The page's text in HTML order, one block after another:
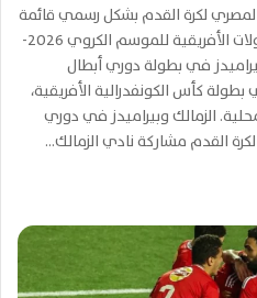
لكرة القدم بشكل رسمي قائمة
الأندية المصرية المشاركة في البطولات الأفريقية للموسم الكروي 2026-
في بطولة دوري أبطال
كأس الكونفدرالية الأفريقية،
الزمالك وبيراميدز في دوري
القدم مشاركة نادي الزمالك…